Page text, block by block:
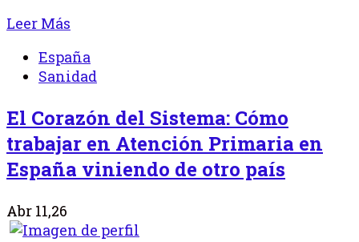
Leer Más
España
Sanidad
El Corazón del Sistema: Cómo
trabajar en Atención Primaria en
España viniendo de otro país
Abr 11,26